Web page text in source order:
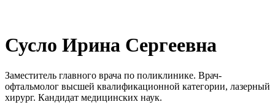
Сусло Ирина Сергеевна
Заместитель главного врача по поликлинике. Врач-
офтальмолог высшей квалификационной категории, лазерный
хирург. Кандидат медицинских наук.